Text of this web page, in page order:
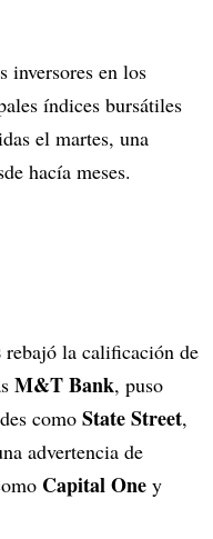
inversores en los
índices bursátiles
el martes, una
hacía meses.
rebajó la calificación de
M&T Bank, puso
como State Street,
advertencia de
Capital One y